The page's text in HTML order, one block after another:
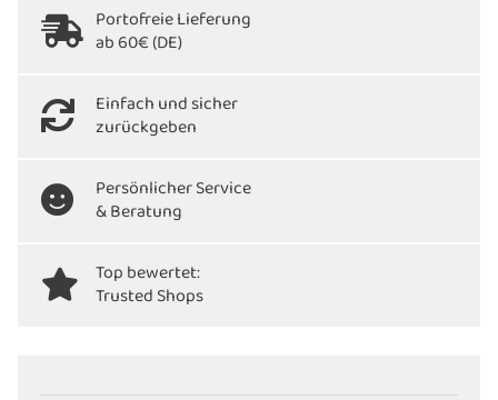
Portofreie Lieferung
ab 60€ (DE)
Einfach und sicher
zurückgeben
Persönlicher Service
& Beratung
Top bewertet:
Trusted Shops